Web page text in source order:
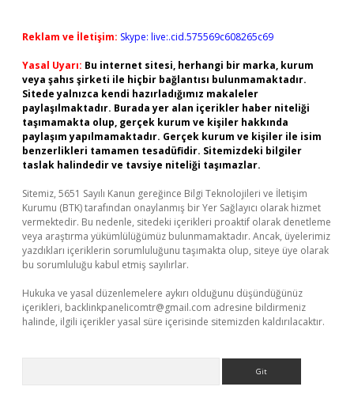
Reklam ve İletişim: Skype: live:.cid.575569c608265c69
Yasal Uyarı: Bu internet sitesi, herhangi bir marka, kurum
veya şahıs şirketi ile hiçbir bağlantısı bulunmamaktadır.
Sitede yalnızca kendi hazırladığımız makaleler
paylaşılmaktadır. Burada yer alan içerikler haber niteliği
taşımamakta olup, gerçek kurum ve kişiler hakkında
paylaşım yapılmamaktadır. Gerçek kurum ve kişiler ile isim
benzerlikleri tamamen tesadüfidir. Sitemizdeki bilgiler
taslak halindedir ve tavsiye niteliği taşımazlar.
Sitemiz, 5651 Sayılı Kanun gereğince Bilgi Teknolojileri ve İletişim
Kurumu (BTK) tarafından onaylanmış bir Yer Sağlayıcı olarak hizmet
vermektedir. Bu nedenle, sitedeki içerikleri proaktif olarak denetleme
veya araştırma yükümlülüğümüz bulunmamaktadır. Ancak, üyelerimiz
yazdıkları içeriklerin sorumluluğunu taşımakta olup, siteye üye olarak
bu sorumluluğu kabul etmiş sayılırlar.
Hukuka ve yasal düzenlemelere aykırı olduğunu düşündüğünüz
içerikleri, backlinkpanelicomtr@gmail.com adresine bildirmeniz
halinde, ilgili içerikler yasal süre içerisinde sitemizden kaldırılacaktır.